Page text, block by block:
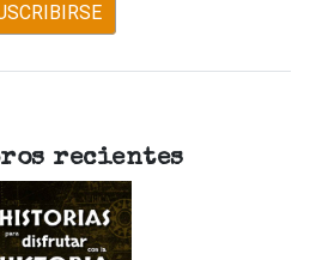
recientes